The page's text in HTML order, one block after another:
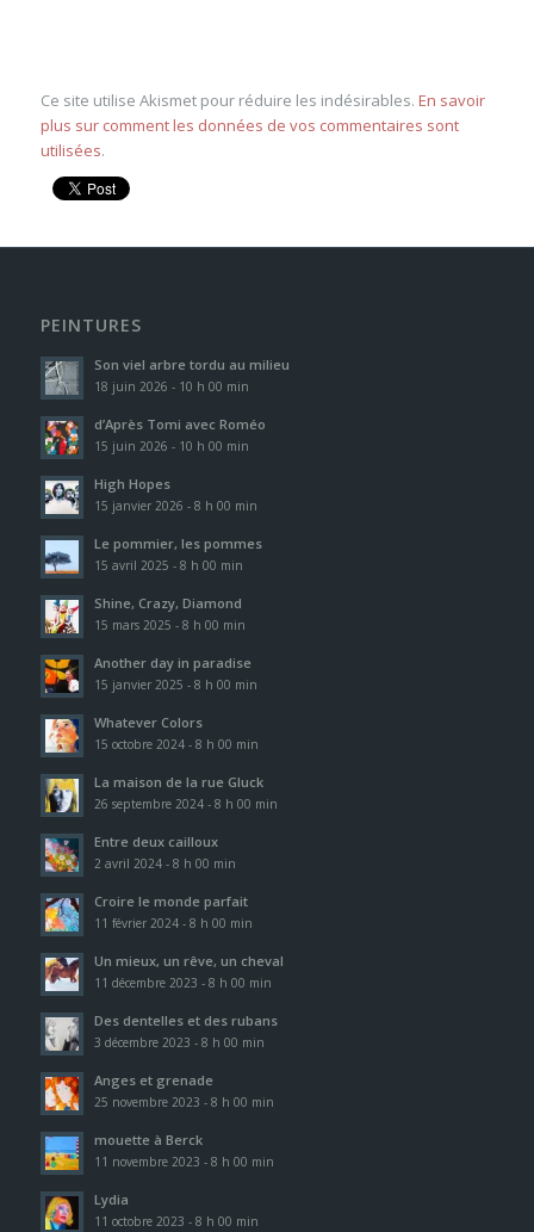
Ce site utilise Akismet pour réduire les indésirables. En savoir
plus sur comment les données de vos commentaires sont
utilisées.
PEINTURES
Son viel arbre tordu au milieu
18 juin 2026 - 10 h 00 min
d’Après Tomi avec Roméo
15 juin 2026 - 10 h 00 min
High Hopes
15 janvier 2026 - 8 h 00 min
Le pommier, les pommes
15 avril 2025 - 8 h 00 min
Shine, Crazy, Diamond
15 mars 2025 - 8 h 00 min
Another day in paradise
15 janvier 2025 - 8 h 00 min
Whatever Colors
15 octobre 2024 - 8 h 00 min
La maison de la rue Gluck
26 septembre 2024 - 8 h 00 min
Entre deux cailloux
2 avril 2024 - 8 h 00 min
Croire le monde parfait
11 février 2024 - 8 h 00 min
Un mieux, un rêve, un cheval
11 décembre 2023 - 8 h 00 min
Des dentelles et des rubans
3 décembre 2023 - 8 h 00 min
Anges et grenade
25 novembre 2023 - 8 h 00 min
mouette à Berck
11 novembre 2023 - 8 h 00 min
Lydia
11 octobre 2023 - 8 h 00 min